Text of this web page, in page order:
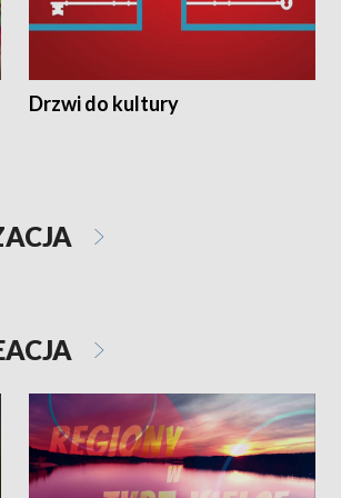
Drzwi do kultury